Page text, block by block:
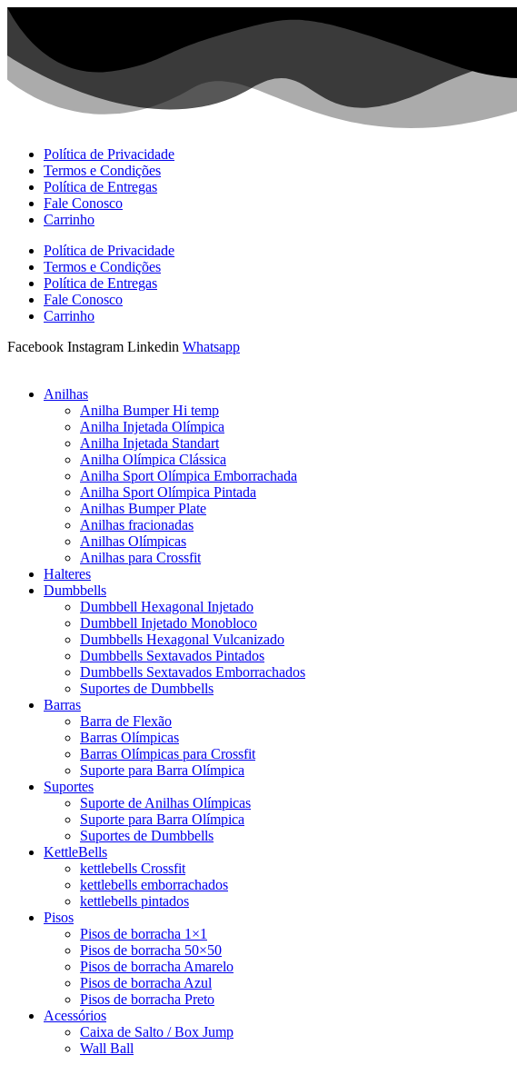
Ir
para
conteúdo
Política de Privacidade
Termos e Condições
Política de Entregas
Fale Conosco
Carrinho
Política de Privacidade
Termos e Condições
Política de Entregas
Fale Conosco
Carrinho
Facebook Instagram Linkedin Whatsapp
Anilhas
Anilha Bumper Hi temp
Anilha Injetada Olímpica
Anilha Injetada Standart
Anilha Olímpica Clássica
Anilha Sport Olímpica Emborrachada
Anilha Sport Olímpica Pintada
Anilhas Bumper Plate
Anilhas fracionadas
Anilhas Olímpicas
Anilhas para Crossfit
Halteres
Dumbbells
Dumbbell Hexagonal Injetado
Dumbbell Injetado Monobloco
Dumbbells Hexagonal Vulcanizado
Dumbbells Sextavados Pintados
Dumbbells Sextavados Emborrachados
Suportes de Dumbbells
Barras
Barra de Flexão
Barras Olímpicas
Barras Olímpicas para Crossfit
Suporte para Barra Olímpica
Suportes
Suporte de Anilhas Olímpicas
Suporte para Barra Olímpica
Suportes de Dumbbells
KettleBells
kettlebells Crossfit
kettlebells emborrachados
kettlebells pintados
Pisos
Pisos de borracha 1×1
Pisos de borracha 50×50
Pisos de borracha Amarelo
Pisos de borracha Azul
Pisos de borracha Preto
Acessórios
Caixa de Salto / Box Jump
Wall Ball